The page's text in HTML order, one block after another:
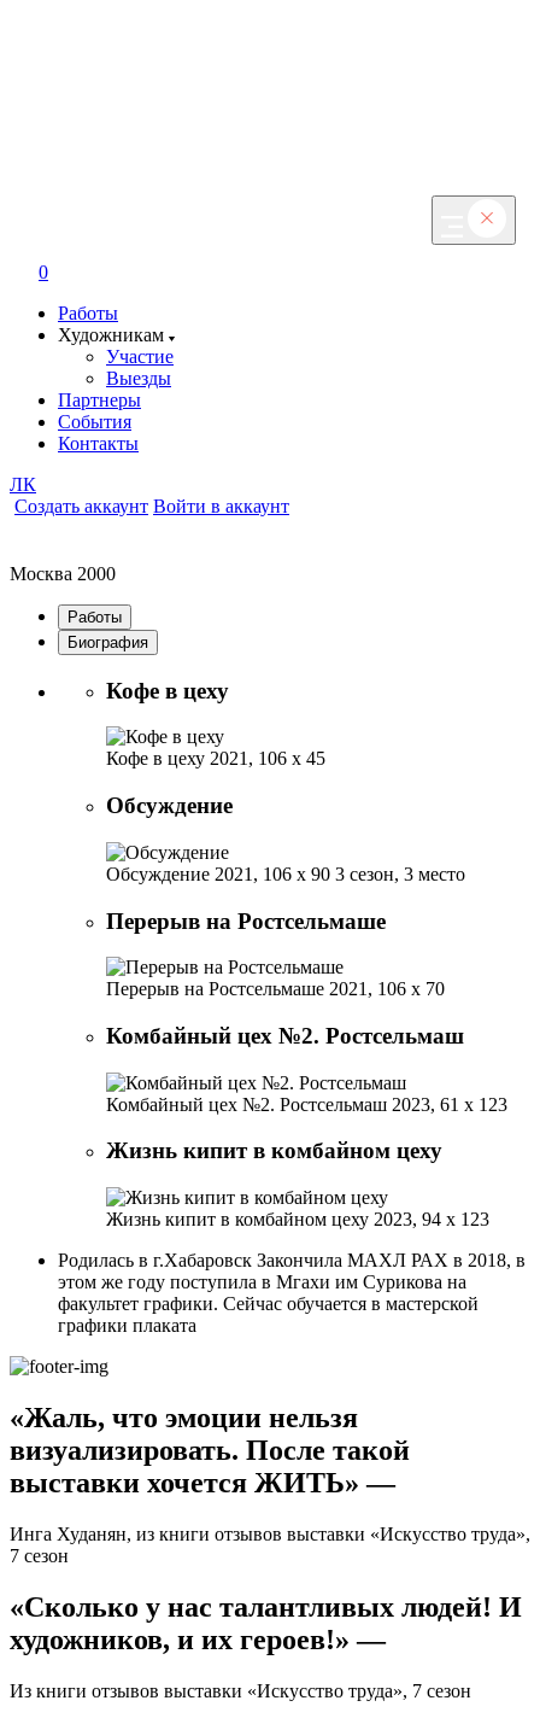
0
Работы
Художникам
Участие
Выезды
Партнеры
События
Контакты
ЛК
Создать аккаунт Войти в аккаунт
Москва 2000
Работы
Биография
Кофе в цеху
Кофе в цеху 2021, 106 х 45
Обсуждение
Обсуждение 2021, 106 х 90 3 сезон, 3 место
Перерыв на Ростсельмаше
Перерыв на Ростсельмаше 2021, 106 х 70
Комбайный цех №2. Ростсельмаш
Комбайный цех №2. Ростсельмаш 2023, 61 х 123
Жизнь кипит в комбайном цеху
Жизнь кипит в комбайном цеху 2023, 94 х 123
Родилась в г.Хабаровск Закончила МАХЛ РАХ в 2018, в
этом же году поступила в Мгахи им Сурикова на
факультет графики. Сейчас обучается в мастерской
графики плаката
«Жаль, что эмоции нельзя
визуализировать. После такой
выставки хочется ЖИТЬ» —
Инга Худанян, из книги отзывов выставки «Искусство труда»,
7 сезон
«Сколько у нас талантливых людей! И
художников, и их героев!» —
Из книги отзывов выставки «Искусство труда», 7 сезон